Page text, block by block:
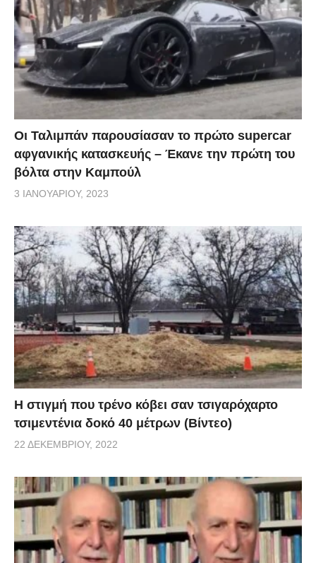
Οι Ταλιμπάν παρουσίασαν το πρώτο supercar
αφγανικής κατασκευής – Έκανε την πρώτη του
βόλτα στην Καμπούλ
3 ΙΑΝΟΥΑΡΊΟΥ, 2023
H στιγμή που τρένο κόβει σαν τσιγαρόχαρτο
τσιμεντένια δοκό 40 μέτρων (Βίντεο)
22 ΔΕΚΕΜΒΡΊΟΥ, 2022